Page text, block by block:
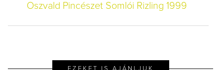
Oszvald Pincészet Somlói Rizling 1999
EZEKET IS AJÁNLJUK